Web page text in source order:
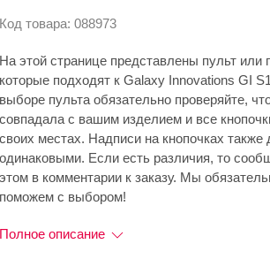
Код товара: 088973
На этой странице представлены пульт или
которые подходят к Galaxy Innovations GI
выборе пульта обязательно проверяйте,
совпадала с вашим изделием и все
своих местах. Надписи на кнопочках
одинаковыми. Если есть различия, то
этом в комментарии к заказу. Мы
поможем с выбором!
Полное описание